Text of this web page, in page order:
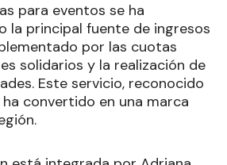
para eventos se ha
la principal fuente de ingresos
por las cuotas
solidarios y la realización de
Este servicio, reconocido
convertido en una marca